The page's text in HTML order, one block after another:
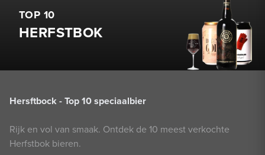
TOP 10
HERFSTBOK
Hersftbock - Top 10 speciaalbier
Rijk en vol van smaak. Ontdek de 10 meest verkochte
Herfstbok bieren.